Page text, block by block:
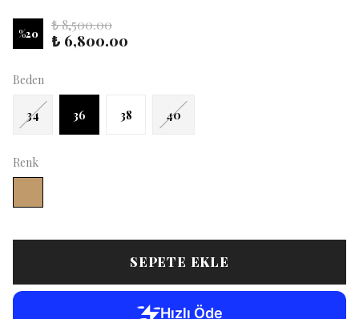
%20
₺ 8,500.00
₺ 6,800.00
Beden
34 36 38 40
Renk
SEPETE EKLE